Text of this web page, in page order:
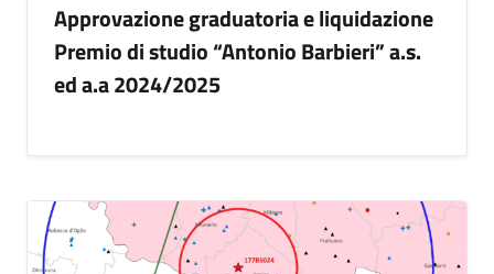
Approvazione graduatoria e liquidazione
Premio di studio “Antonio Barbieri” a.s.
ed a.a 2024/2025